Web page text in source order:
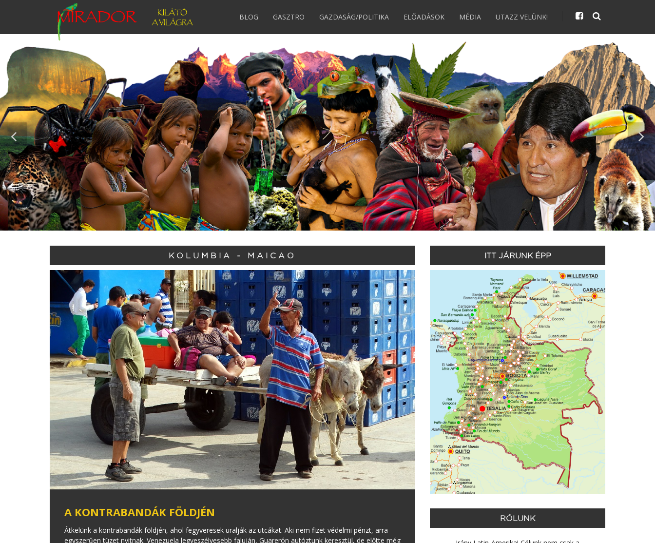
BLOG GASZTRO GAZDASÁG/POLITIKA ELŐADÁSOK MÉDIA UTAZZ VELÜNK!
KOLUMBIA - MAICAO
A KONTRABANDÁK FÖLDJÉN
Átkelünk a kontrabandák földjén, ahol fegyveresek uralják az utcákat. Aki nem fizet védelmi pénzt, arra
egyszerűen tüzet nyitnak. Venezuela legveszélyesebb faluján, Guarerón autóztunk keresztül, de előtte még
ITT JÁRUNK ÉPP
RÓLUNK